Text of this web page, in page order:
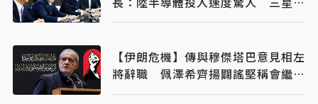
SK海力士恐失領先優勢
【伊朗危機】傳與穆傑塔巴意見相左
將辭職 佩澤希齊揚闢謠堅稱會繼續
總統職務